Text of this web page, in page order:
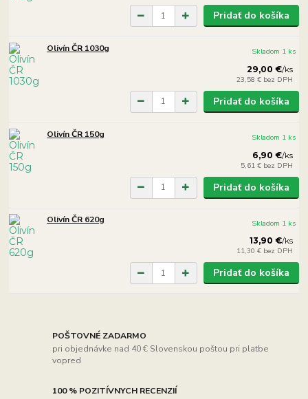
Pridať do košíka
Olivín ČR 1030g
29,00 €/ks
23,58 € bez DPH
Skladom 1 ks
Pridať do košíka
Olivín ČR 150g
6,90 €/ks
5,61 € bez DPH
Skladom 1 ks
Pridať do košíka
Olivín ČR 620g
13,90 €/ks
11,30 € bez DPH
Skladom 1 ks
Pridať do košíka
POŠTOVNÉ ZADARMO
pri objednávke nad 40 € Slovenskou poštou pri platbe
vopred
100 % POZITÍVNYCH RECENZIÍ